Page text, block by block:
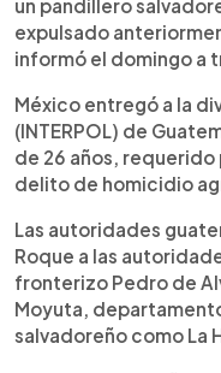
un pandillero
expulsado
informó el domingo a
México entregó a la
(INTERPOL) de
de 26 años, requerido
delito de homicidio
Las autoridades
Roque a las
fronterizo Pedro de
Moyuta,
salvadoreño como La